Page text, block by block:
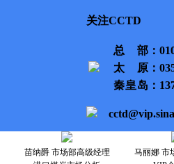
关注CCTD
总部 ：
太原 ：
秦皇岛 ：
苗纳爵 市场部高级经理
马丽娜 市